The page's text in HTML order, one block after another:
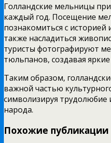
Голландские мельницы
каждый год. Посещение
познакомиться с историей
также насладиться
туристы фотографируют
тюльпанов, создавая
Таким образом,
важной частью
символизируя трудолюбие
народа.
Похожие публикации